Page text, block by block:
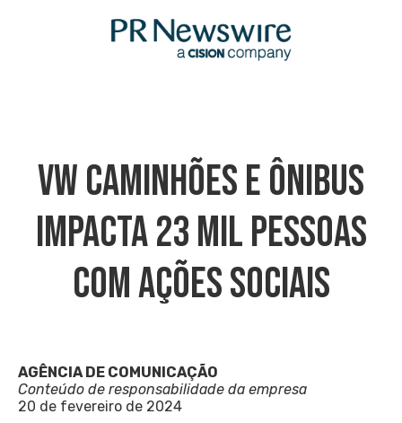
VW Caminhões E Ônibus
Impacta 23 Mil Pessoas
Com Ações Sociais
AGÊNCIA DE COMUNICAÇÃO
Conteúdo de responsabilidade da empresa
20 de fevereiro de 2024